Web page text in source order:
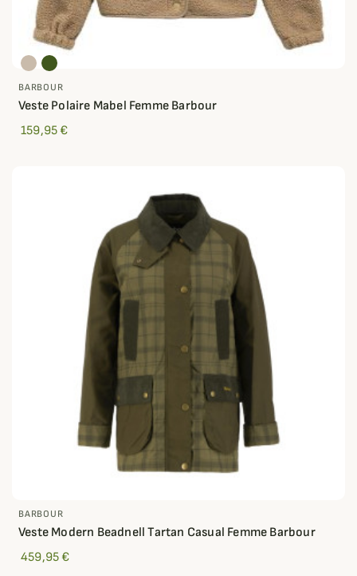
BARBOUR
Veste Polaire Mabel Femme Barbour
159,95 €
BARBOUR
Veste Modern Beadnell Tartan Casual Femme Barbour
459,95 €